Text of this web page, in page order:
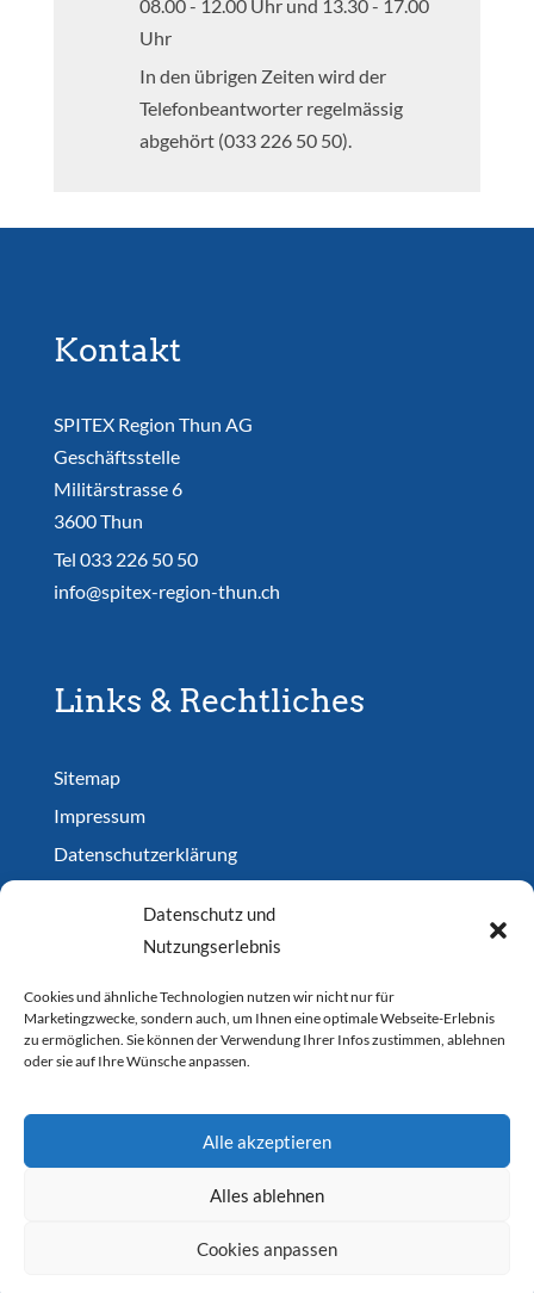
Datenschutz und
Nutzungserlebnis
Cookies und ähnliche Technologien nutzen wir nicht nur für
Marketingzwecke, sondern auch, um Ihnen eine optimale Webseite-Erlebnis
zu ermöglichen. Sie können der Verwendung Ihrer Infos zustimmen, ablehnen
oder sie auf Ihre Wünsche anpassen.
Alle akzeptieren
Alles ablehnen
Cookies anpassen
08.00 - 12.00 Uhr und 13.30 - 17.00
Uhr
In den übrigen Zeiten wird der
Telefonbeantworter regelmässig
abgehört (033 226 50 50).
Kontakt
SPITEX Region Thun AG
Geschäftsstelle
Militärstrasse 6
3600 Thun
Tel 033 226 50 50
info@spitex-region-thun.ch
Links & Rechtliches
Sitemap
Impressum
Datenschutzerklärung
Cookie Policy